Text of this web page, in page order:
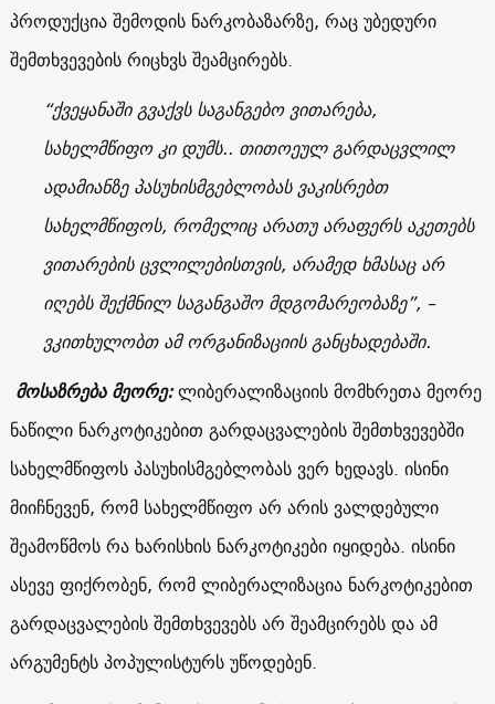
პროდუქცია შემოდის ნარკობაზარზე, რაც უბედური
შემთხვევების რიცხვს შეამცირებს.
“ქვეყანაში გვაქვს საგანგებო ვითარება,
სახელმწიფო კი დუმს.. თითოეულ გარდაცვლილ
ადამიანზე პასუხისმგებლობას ვაკისრებთ
სახელმწიფოს, რომელიც არათუ არაფერს აკეთებს
ვითარების ცვლილებისთვის, არამედ ხმასაც არ
იღებს შექმნილ საგანგაშო მდგომარეობაზე”, –
ვკითხულობთ ამ ორგანიზაციის განცხადებაში.
მოსაზრება მეორე:ლიბერალიზაციის მომხრეთა მეორე
ნაწილი ნარკოტიკებით გარდაცვალების შემთხვევებში
სახელმწიფოს პასუხისმგებლობას ვერ ხედავს. ისინი
მიიჩნევენ, რომ სახელმწიფო არ არის ვალდებული
შეამოწმოს რა ხარისხის ნარკოტიკები იყიდება. ისინი
ასევე ფიქრობენ, რომ ლიბერალიზაცია ნარკოტიკებით
გარდაცვალების შემთხვევებს არ შეამცირებს და ამ
არგუმენტს პოპულისტურს უწოდებენ.